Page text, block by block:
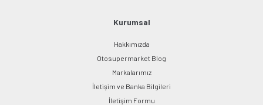
Kurumsal
Hakkımızda
Otosupermarket Blog
Markalarımız
İletişim ve Banka Bilgileri
İletişim Formu